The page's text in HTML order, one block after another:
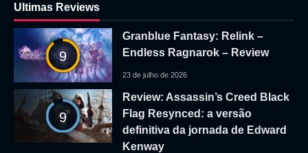
Ultimas Reviews
9
Granblue Fantasy: Relink –
Endless Ragnarok – Review
23 de julho de 2026
9
Review: Assassin’s Creed Black
Flag Resynced: a versão
definitiva da jornada de Edward
Kenway